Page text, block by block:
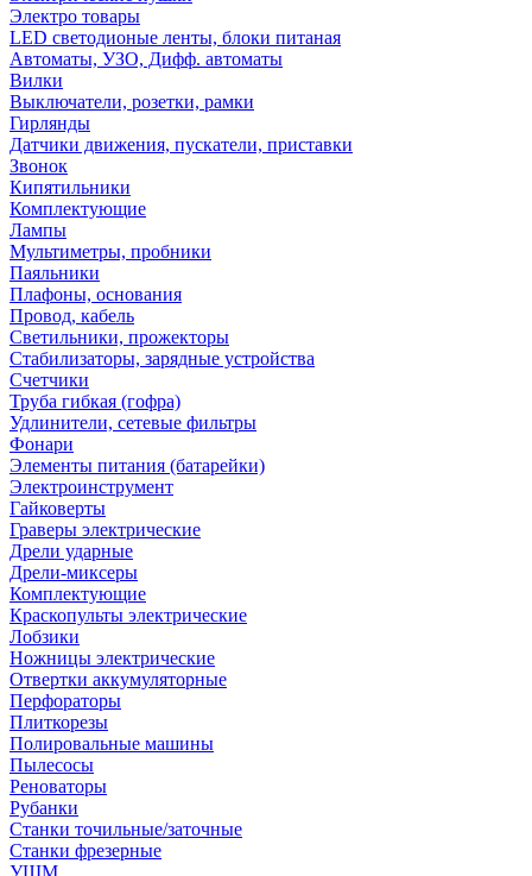
Электро товары
LED светодионые ленты, блоки питаная
Автоматы, УЗО, Дифф. автоматы
Вилки
Выключатели, розетки, рамки
Гирлянды
Датчики движения, пускатели, приставки
Звонок
Кипятильники
Комплектующие
Лампы
Мультиметры, пробники
Паяльники
Плафоны, основания
Провод, кабель
Светильники, прожекторы
Стабилизаторы, зарядные устройства
Счетчики
Труба гибкая (гофра)
Удлинители, сетевые фильтры
Фонари
Элементы питания (батарейки)
Электроинструмент
Гайковерты
Граверы электрические
Дрели ударные
Дрели-миксеры
Комплектующие
Краскопульты электрические
Лобзики
Ножницы электрические
Отвертки аккумуляторные
Перфораторы
Плиткорезы
Полировальные машины
Пылесосы
Реноваторы
Рубанки
Станки точильные/заточные
Станки фрезерные
УШМ